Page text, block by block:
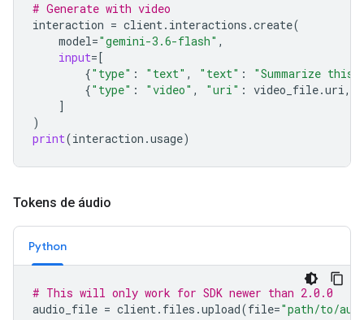
# Generate with video
interaction = client. interactions .create(
model="gemini-3.6-flash" ,
input=[
{"type" : "text" , "text" :
"Summarize this
{"type" : "video" , "uri" : video_file.uri,
]
)
print(interaction .usage)
Tokens de áudio
Python
# This will only work for SDK newer than 2.0.0
audio_file = client. files .upload(file="path/to/